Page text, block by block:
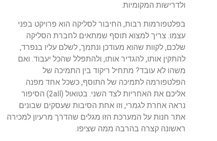
ולדרישות המקומיות.
בפלטפורמות רבות, החיבור לסליקה הוא פרויקט בפני
עצמו צריך למצוא תוסף שמתאים לחברת הסליקה
שלכם, לקוות שהוא מעודכן ונתמך, לשלם עליו בנפרד,
להתקין אותו, להגדיר אותו, ולהתפלל שהכל יעבוד ואם
משהו לא עובד? מתחיל ריקוד בין התמיכה של
הפלטפורמה לתמיכה של התוסף, כשכל אחד מפנה
אליכם את האחריות לצד השני בטואול (2
all
) הסיפור
נראה אחרת לגמרי, וזו אחת הסיבות שעסקים שבונים
אתר חנות על המערכת הזו מגלים שהדרך מרעיון למכירה
ראשונה קצרה בהרבה ממה שציפו